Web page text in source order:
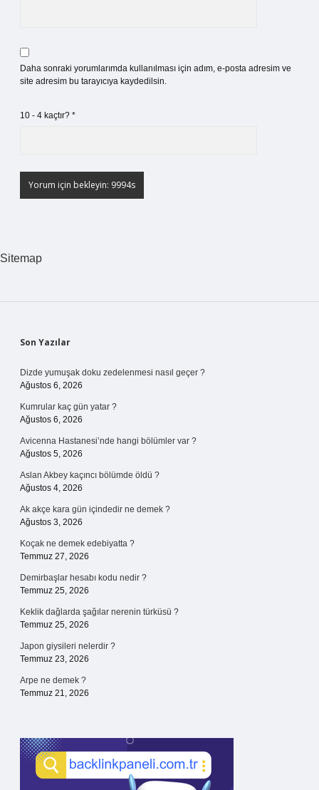
Daha sonraki yorumlarımda kullanılması için adım, e-posta adresim ve
site adresim bu tarayıcıya kaydedilsin.
10 - 4 kaçtır? *
Sitemap
Sidebar
Son Yazılar
Dizde yumuşak doku zedelenmesi nasıl geçer ?
Ağustos 6, 2026
Kumrular kaç gün yatar ?
Ağustos 6, 2026
Avicenna Hastanesi’nde hangi bölümler var ?
Ağustos 5, 2026
Aslan Akbey kaçıncı bölümde öldü ?
Ağustos 4, 2026
Ak akçe kara gün içindedir ne demek ?
Ağustos 3, 2026
Koçak ne demek edebiyatta ?
Temmuz 27, 2026
Demirbaşlar hesabı kodu nedir ?
Temmuz 25, 2026
Keklik dağlarda şağılar nerenin türküsü ?
Temmuz 25, 2026
Japon giysileri nelerdir ?
Temmuz 23, 2026
Arpe ne demek ?
Temmuz 21, 2026